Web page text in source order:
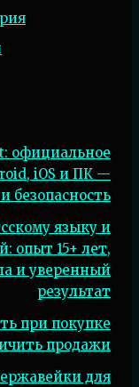
официальное
iOS и ПК —
безопасность
языку и
опыт 15+ лет,
и уверенный
результат
при покупке
продажи
для